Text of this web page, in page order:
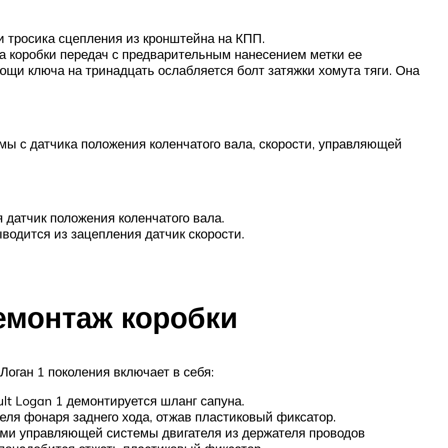
тросика сцепления из кронштейна на КПП.
коробки передач с предварительным нанесением метки ее
ключа на тринадцать ослабляется болт затяжки хомута тяги. Она
с датчика положения коленчатого вала, скорости, управляющей
положения коленчатого вала.
из зацепления датчик скорости.
коробки
1 поколения включает в себя:
Logan 1 демонтируется шланг сапуна.
фонаря заднего хода, отжав пластиковый фиксатор.
управляющей системы двигателя из держателя проводов